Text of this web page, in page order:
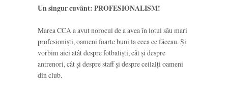
Un singur cuvânt: PROFESIONALISM!
Marea CCA a avut norocul de a avea în lotul său mari
profesioniști, oameni foarte buni la ceea ce făceau. Și
vorbim aici atât despre fotbaliști, cât și despre
antrenori, cât și despre staff și despre ceilalți oameni
din club.